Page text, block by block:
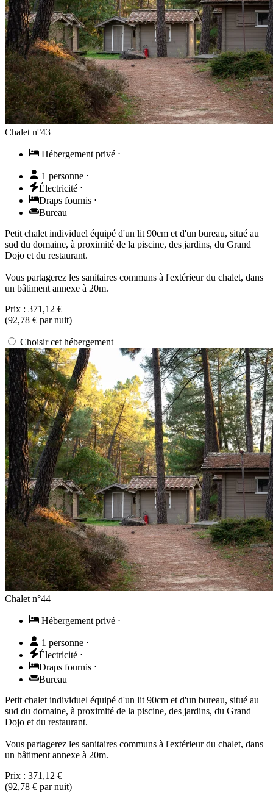
Chalet n°43
Hébergement privé ⋅
1 personne ⋅
Électricité ⋅
Draps fournis ⋅
Bureau
Petit chalet individuel équipé d'un lit 90cm et d'un bureau, situé au
sud du domaine, à proximité de la piscine, des jardins, du Grand
Dojo et du restaurant.
Vous partagerez les sanitaires communs à l'extérieur du chalet, dans
un bâtiment annexe à 20m.
Prix : 371,12 €
(92,78 € par nuit)
Choisir cet hébergement
Chalet n°44
Hébergement privé ⋅
1 personne ⋅
Électricité ⋅
Draps fournis ⋅
Bureau
Petit chalet individuel équipé d'un lit 90cm et d'un bureau, situé au
sud du domaine, à proximité de la piscine, des jardins, du Grand
Dojo et du restaurant.
Vous partagerez les sanitaires communs à l'extérieur du chalet, dans
un bâtiment annexe à 20m.
Prix : 371,12 €
(92,78 € par nuit)